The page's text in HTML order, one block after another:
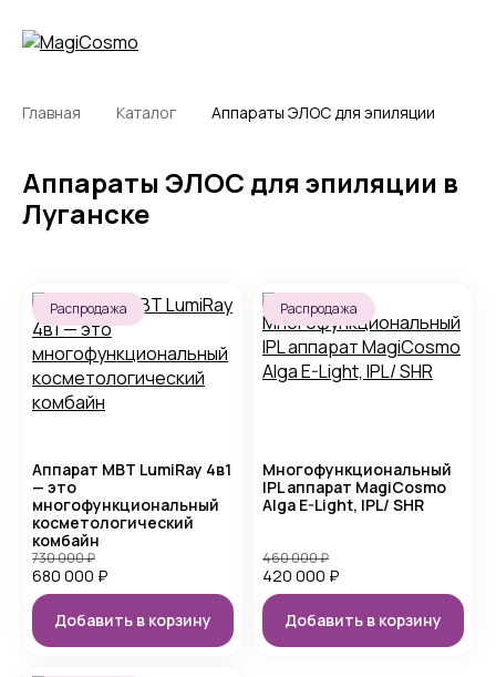
Главная Каталог Аппараты ЭЛОС для эпиляции
Аппараты ЭЛОС для эпиляции в
Луганске
Распродажа
Аппарат MBT LumiRay 4в1
— это
многофункциональный
косметологический
комбайн
680 000 ₽
730 000₽
Добавить в корзину
Распродажа
Многофункциональный
IPL аппарат MagiCosmo
Alga E-Light, IPL/ SHR
420 000 ₽
460 000₽
Добавить в корзину